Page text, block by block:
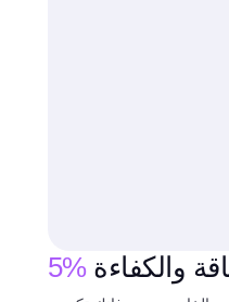
5% والكفاءة